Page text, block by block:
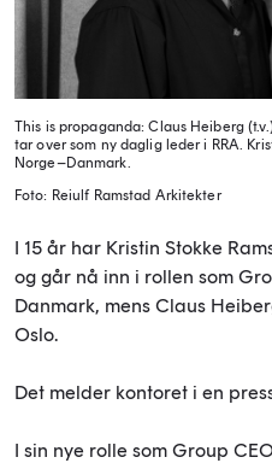
This is propaganda: Claus Heiberg
tar over som ny daglig leder i RRA.
Norge–Danmark.
Foto: Reiulf Ramstad Arkitekter
I 15 år har Kristin Stokke
og går nå inn i rollen som
Danmark, mens Claus
Oslo.
Det melder kontoret i en
I sin nye rolle som Group